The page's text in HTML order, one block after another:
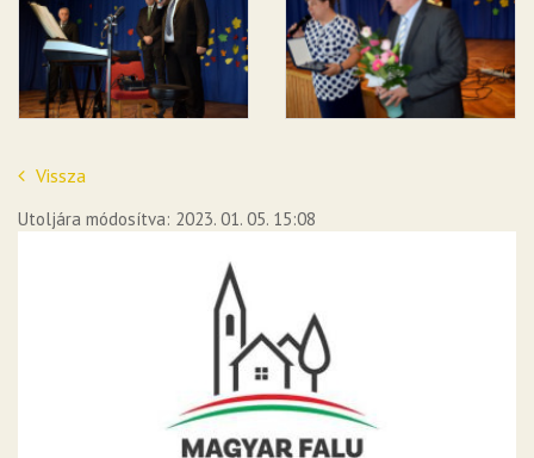
Vissza
Utoljára módosítva: 2023. 01. 05. 15:08